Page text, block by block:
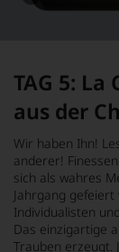
Dieses
KI
verändert.
TAG 5: La
aus der
Wir haben Ihn!
anderer!
sich als wahres
Jahrgang
Individualisten
Das einzigartige
Trauben erzeugt.